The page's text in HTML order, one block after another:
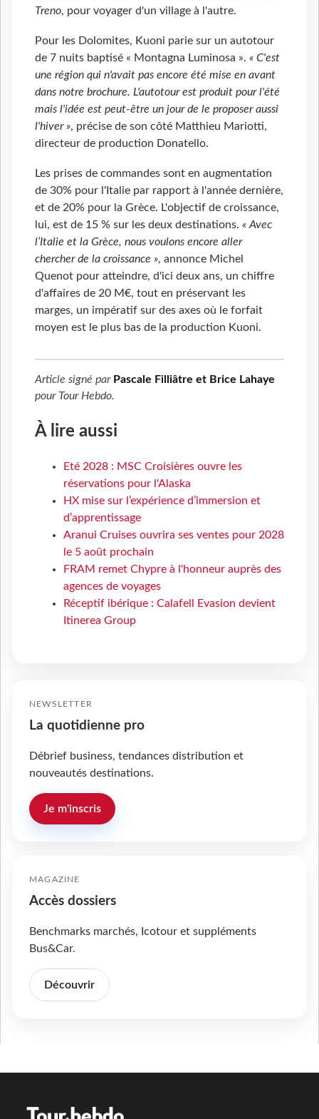
Treno, pour voyager d'un village à l'autre.
Pour les Dolomites, Kuoni parie sur un autotour
de 7 nuits baptisé « Montagna Luminosa ». « C'est
une région qui n'avait pas encore été mise en avant
dans notre brochure. L'autotour est produit pour l'été
mais l'idée est peut-être un jour de le proposer aussi
l'hiver », précise de son côté Matthieu Mariotti,
directeur de production Donatello.
Les prises de commandes sont en augmentation
de 30% pour l'Italie par rapport à l'année dernière,
et de 20% pour la Grèce. L'objectif de croissance,
lui, est de 15 % sur les deux destinations. « Avec
l’Italie et la Grèce, nous voulons encore aller
chercher de la croissance », annonce Michel
Quenot pour atteindre, d'ici deux ans, un chiffre
d'affaires de 20 M€, tout en préservant les
marges, un impératif sur des axes où le forfait
moyen est le plus bas de la production Kuoni.
Article signé par Pascale Filliâtre et Brice Lahaye
pour Tour Hebdo.
À lire aussi
Eté 2028 : MSC Croisières ouvre les
réservations pour l'Alaska
HX mise sur l’expérience d’immersion et
d’apprentissage
Aranui Cruises ouvrira ses ventes pour 2028
le 5 août prochain
FRAM remet Chypre à l'honneur auprès des
agences de voyages
Réceptif ibérique : Calafell Evasion devient
Itinerea Group
NEWSLETTER
La quotidienne pro
Débrief business, tendances distribution et
nouveautés destinations.
Je m'inscris
MAGAZINE
Accès dossiers
Benchmarks marchés, Icotour et suppléments
Bus&Car.
Découvrir